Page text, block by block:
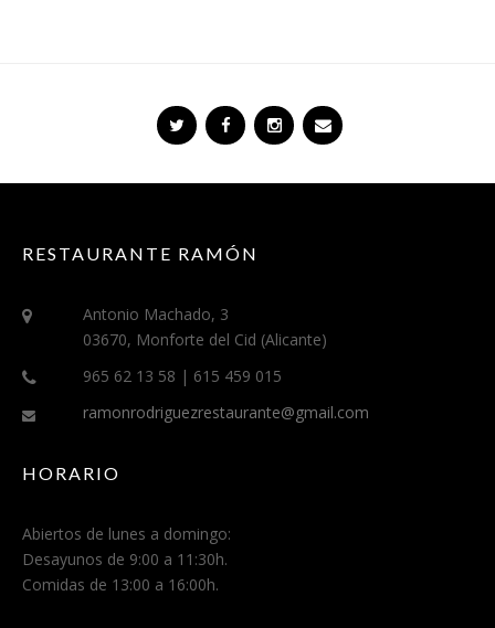
RESTAURANTE RAMÓN
Antonio Machado, 3
03670, Monforte del Cid (Alicante)
965 62 13 58 | 615 459 015
ramonrodriguezrestaurante@gmail.com
HORARIO
Abiertos de lunes a domingo:
Desayunos de 9:00 a 11:30h.
Comidas de 13:00 a 16:00h.